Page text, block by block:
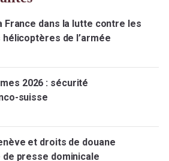
France dans la lutte contre les
de l’armée
2026 : sécurité
suisse
et droits de douane
presse dominicale